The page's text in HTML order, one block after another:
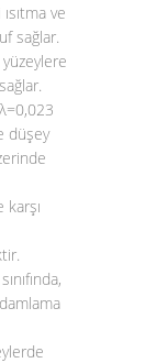
ve
sağlar.
düşey
karşı
damlama